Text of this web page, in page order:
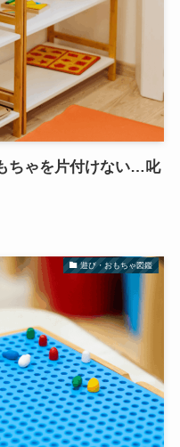
ちゃを片付けない…叱
遊び・おもちゃ図鑑